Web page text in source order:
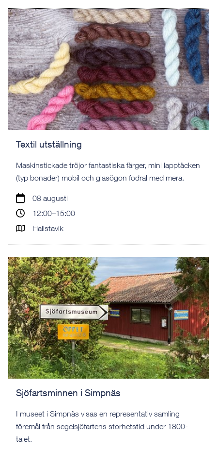
Textil utställning
Maskinstickade tröjor fantastiska färger, mini lapptäcken
(typ bonader) mobil och glasögon fodral med mera.
08 augusti
12:00–15:00
Hallstavik
Sjöfartsminnen i Simpnäs
I museet i Simpnäs visas en representativ samling
föremål från segelsjöfartens storhetstid under 1800-
talet.